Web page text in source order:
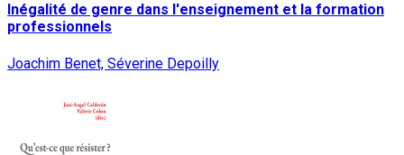
Inégalité de genre dans l'enseignement et la formation
professionnels
Joachim Benet, Séverine Depoilly